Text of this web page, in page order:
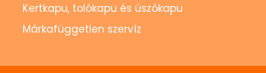
Kertkapu, tolókapu és úszókapu
Márkafüggetlen szervíz